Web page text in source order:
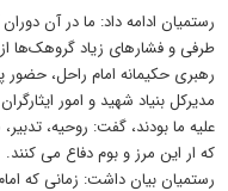
رستمیان ادامه داد: ما در آن
طرفی و فشارهای زیاد گروهک‌ها
رهبری حکیمانه امام راحل،
علیه ما بودند، گفت: روحیه،
که ار این مرز و بوم دفاع می کنند.
رستمیان بیان داشت: زمانی که